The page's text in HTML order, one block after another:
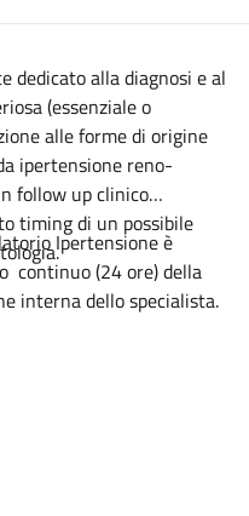
dedicato alla diagnosi e al
(essenziale o
alle forme di origine
ipertensione reno-
follow up clinico
timing di un possibile
Ipertensione è
continuo (24 ore) della
interna dello specialista.